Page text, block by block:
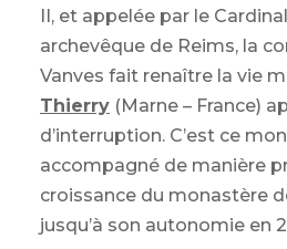
II, et appelée par le
archevêque de Reims, la
Vanves fait renaître la vie
Thierry (Marne – France)
d’interruption. C’est ce
accompagné de manière
croissance du monastère
jusqu’à son autonomie en